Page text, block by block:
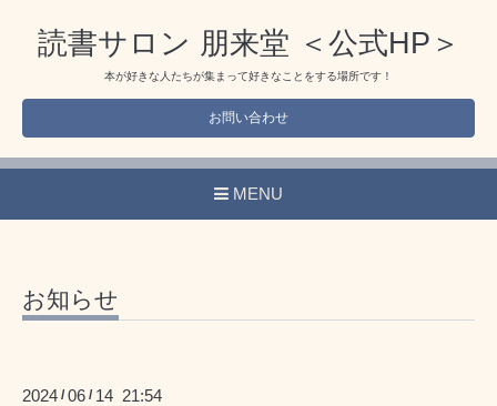
読書サロン 朋来堂 ＜公式HP＞
本が好きな人たちが集まって好きなことをする場所です！
お問い合わせ
MENU
お知らせ
2024 /06 / 14 21:54